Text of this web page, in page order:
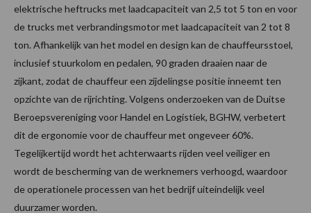
elektrische heftrucks met laadcapaciteit van 2,5 tot 5 ton en voor
de trucks met verbrandingsmotor met laadcapaciteit van 2 tot 8
ton. Afhankelijk van het model en design kan de chauffeursstoel,
inclusief stuurkolom en pedalen, 90 graden draaien naar de
zijkant, zodat de chauffeur een zijdelingse positie inneemt ten
opzichte van de rijrichting. Volgens onderzoeken van de Duitse
Beroepsvereniging voor Handel en Logistiek, BGHW, verbetert
dit de ergonomie voor de chauffeur met ongeveer 60%.
Tegelijkertijd wordt het achterwaarts rijden veel veiliger en
wordt de bescherming van de werknemers verhoogd, waardoor
de operationele processen van het bedrijf uiteindelijk veel
duurzamer worden.